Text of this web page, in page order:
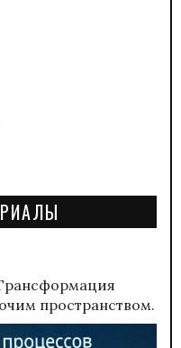
пространством.